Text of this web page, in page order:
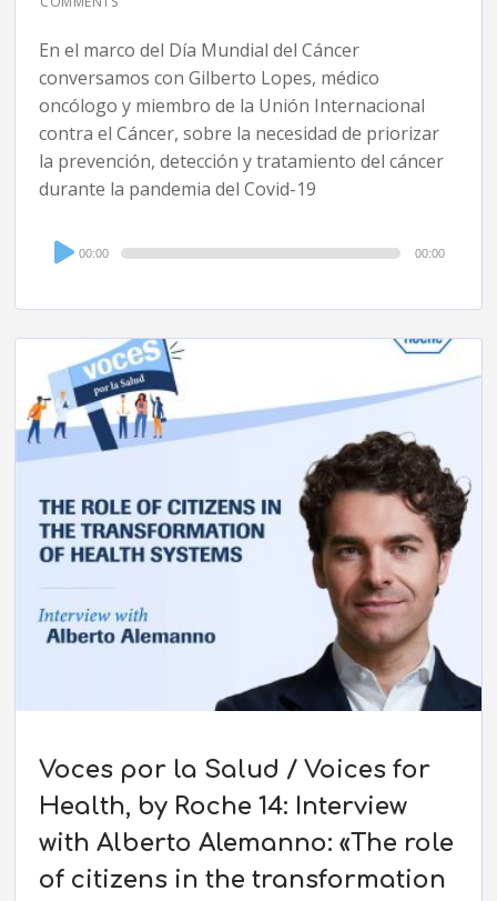
En el marco del Día Mundial del Cáncer
conversamos con Gilberto Lopes, médico
oncólogo y miembro de la Unión Internacional
contra el Cáncer, sobre la necesidad de priorizar
la prevención, detección y tratamiento del cáncer
durante la pandemia del Covid-19
Audio
Player
00:00 00:00
Voces por la Salud / Voices for
Health, by Roche 14: Interview
with Alberto Alemanno: «The role
of citizens in the transformation